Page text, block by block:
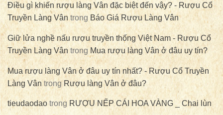
Điều gì khiến rượu làng Vân đặc biệt đến vậy? - Rượu Cổ
Truyền Làng Vântrong Báo Giá Rượu Làng Vân
Giữ lửa nghề nấu rượu truyền thống Việt Nam - Rượu Cổ
Truyền Làng Vântrong Mua rượu làng Vân ở đâu uy tín?
Mua rượu làng Vân ở đâu uy tín nhất? - Rượu Cổ Truyền
Làng Vântrong Rượu làng Vân ở đâu?
tieudaodao trong RƯỢU NẾP CÁI HOA VÀNG _ Chai lùn